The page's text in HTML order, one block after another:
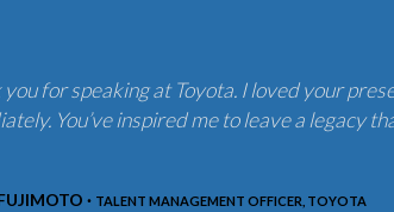
you for speaking at Toyota. I loved your
You’ve inspired me to leave a legacy
· TALENT MANAGEMENT OFFICER, TOYOTA